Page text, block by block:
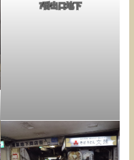
7番出口地下